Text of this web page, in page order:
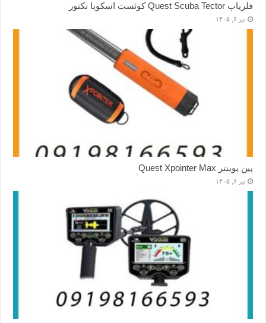
فلزیاب Quest Scuba Tector کوئست اسکوبا تکتور
تیر ۶, ۱۴۰۵
پین پوینتر Quest Xpointer Max
تیر ۶, ۱۴۰۵